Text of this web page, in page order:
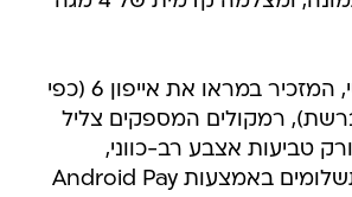
ל-A9 קייס אלגנטי, המזכיר במראו את אייפון 6 (כפי
רמקולים המספקים צליל
טביעות אצבע רב-כווני,
אפשרות לבצע תשלומים באמצעות Android Pay